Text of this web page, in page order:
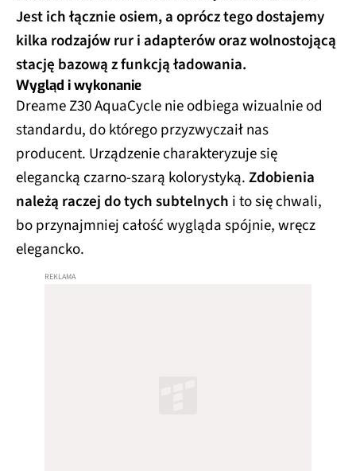
Jest ich łącznie osiem, a oprócz tego dostajemy
kilka rodzajów rur i adapterów oraz wolnostojącą
stację bazową z funkcją ładowania.
Wygląd i wykonanie
Dreame Z30 AquaCycle nie odbiega wizualnie od
standardu, do którego przyzwyczaił nas
producent. Urządzenie charakteryzuje się
elegancką czarno-szarą kolorystyką.Zdobienia
należą raczej do tych subtelnych i to się chwali,
bo przynajmniej całość wygląda spójnie, wręcz
elegancko.